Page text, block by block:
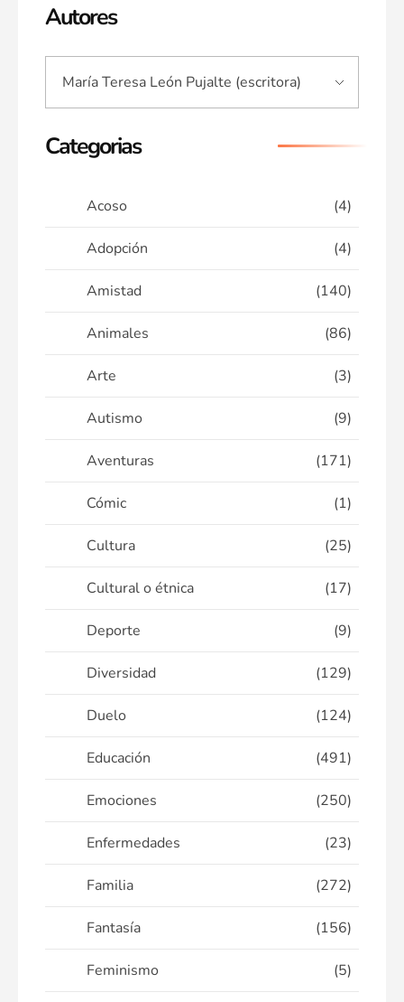
Autores
Categorias
Acoso (4)
Adopción (4)
Amistad (140)
Animales (86)
Arte (3)
Autismo (9)
Aventuras (171)
Cómic (1)
Cultura (25)
Cultural o étnica (17)
Deporte (9)
Diversidad (129)
Duelo (124)
Educación (491)
Emociones (250)
Enfermedades (23)
Familia (272)
Fantasía (156)
Feminismo (5)